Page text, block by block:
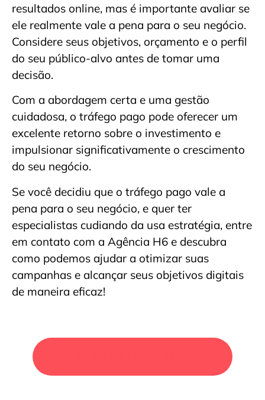
resultados online, mas é importante avaliar se
ele realmente vale a pena para o seu negócio.
Considere seus objetivos, orçamento e o perfil
do seu público-alvo antes de tomar uma
decisão.
Com a abordagem certa e uma gestão
cuidadosa, o tráfego pago pode oferecer um
excelente retorno sobre o investimento e
impulsionar significativamente o crescimento
do seu negócio.
Se você decidiu que o tráfego pago vale a
pena para o seu negócio, e quer ter
especialistas cudiando da usa estratégia, entre
em contato com a Agência H6 e descubra
como podemos ajudar a otimizar suas
campanhas e alcançar seus objetivos digitais
de maneira eficaz!